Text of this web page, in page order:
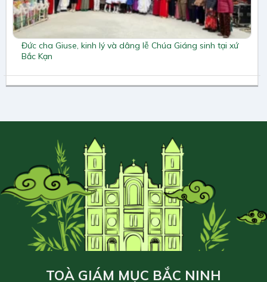
Đức cha Giuse, kinh lý và dâng lễ Chúa Giáng sinh tại xứ
Bắc Kạn
TOÀ GIÁM MỤC BẮC NINH